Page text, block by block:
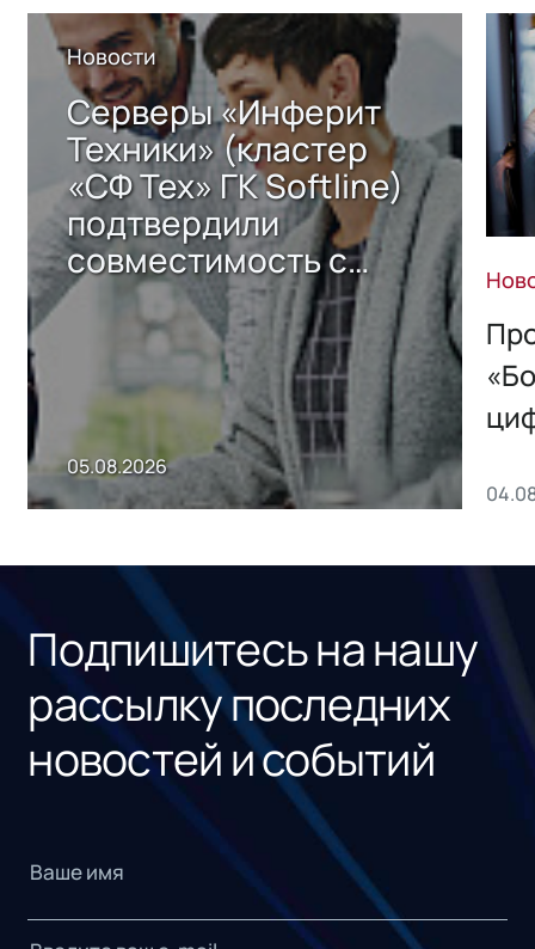
Новости
Серверы «Инферит
Техники» (кластер
«СФ Тех» ГК Softline)
подтвердили
совместимость с
решением Sharx
Storage 2.x для
хранения данных
05.08.2026
Подпишитесь на нашу
рассылку последних
новостей и событий